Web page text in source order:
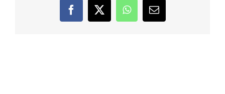
FacebookTwitterWhatsApp
E-
Mail